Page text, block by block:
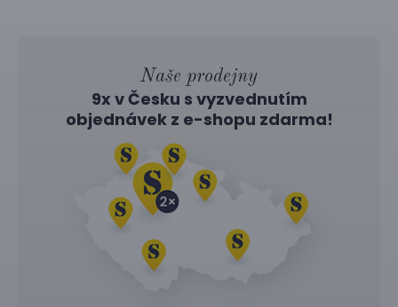
Naše prodejny
9x v Česku s vyzvednutím
objednávek z e-shopu zdarma!